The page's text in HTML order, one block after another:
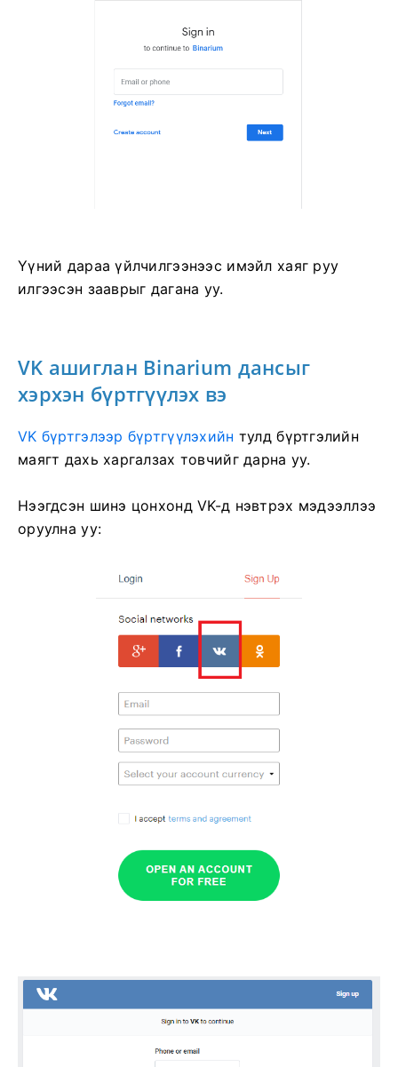
Үүний дараа үйлчилгээнээс имэйл хаяг руу
илгээсэн зааврыг дагана уу.
VK ашиглан Binarium дансыг
хэрхэн бүртгүүлэх вэ
VK бүртгэлээр бүртгүүлэхийн тулдбүртгэлийн
маягт дахь харгалзах товчийг дарна уу.
Нээгдсэн шинэ цонхонд VK-д нэвтрэх мэдээллээ
оруулна уу: